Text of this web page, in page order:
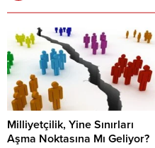
Milliyetçilik, Yine Sınırları
Aşma Noktasına Mı Geliyor?